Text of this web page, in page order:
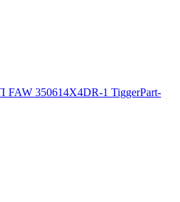
350614X4DR-1 TiggerPart-